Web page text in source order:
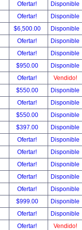
Ofertar!
Disponible
Ofertar!
Disponible
$6,500.00
Disponible
Ofertar!
Disponible
Ofertar!
Disponible
$950.00
Disponible
Ofertar!
Vendido!
$550.00
Disponible
Ofertar!
Disponible
$550.00
Disponible
$397.00
Disponible
Ofertar!
Disponible
Ofertar!
Disponible
Ofertar!
Disponible
Ofertar!
Disponible
Ofertar!
Disponible
$999.00
Disponible
Ofertar!
Disponible
Ofertar!
Vendido!